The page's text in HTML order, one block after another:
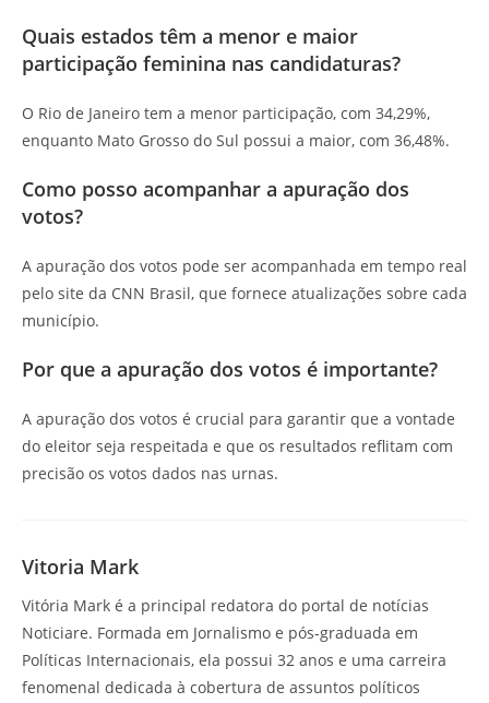
Quais estados têm a menor e maior
participação feminina nas candidaturas?
O Rio de Janeiro tem a menor participação, com 34,29%,
enquanto Mato Grosso do Sul possui a maior, com 36,48%.
Como posso acompanhar a apuração dos
votos?
A apuração dos votos pode ser acompanhada em tempo real
pelo site da CNN Brasil, que fornece atualizações sobre cada
município.
Por que a apuração dos votos é importante?
A apuração dos votos é crucial para garantir que a vontade
do eleitor seja respeitada e que os resultados reflitam com
precisão os votos dados nas urnas.
Vitoria Mark
Vitória Mark é a principal redatora do portal de notícias
Noticiare. Formada em Jornalismo e pós-graduada em
Políticas Internacionais, ela possui 32 anos e uma carreira
fenomenal dedicada à cobertura de assuntos políticos